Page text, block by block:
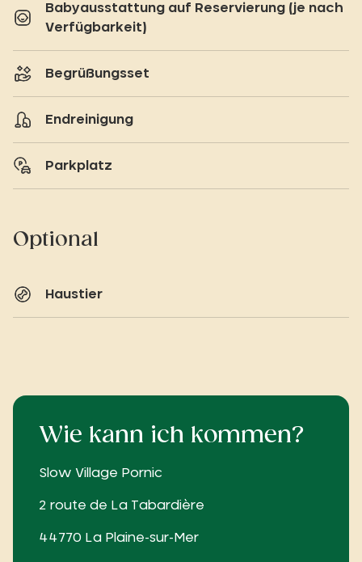
Babyausstattung auf Reservierung (je nach
Verfügbarkeit)
Begrüßungsset
Endreinigung
Parkplatz
Optional
Haustier
Wie kann ich kommen?
Slow Village Pornic
2 route de La Tabardière
44770 La Plaine-sur-Mer